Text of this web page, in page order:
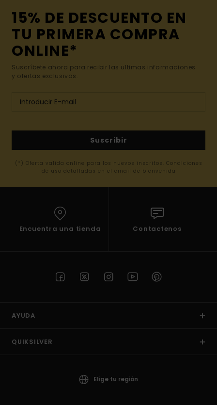
15% DE DESCUENTO EN
TU PRIMERA COMPRA
ONLINE*
Suscríbete ahora para recibir las ultimas informaciones
y ofertas exclusivas.
Suscribir
(*) Oferta valida online para los nuevos inscritos. Condiciones
de uso detalladas en el email de bienvenida
Encuentra una tienda Contactenos
AYUDA
QUIKSILVER
Elige tu región